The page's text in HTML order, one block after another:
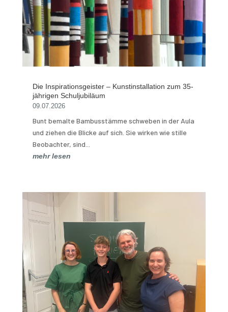
Die Inspirationsgeister – Kunstinstallation zum 35-
jährigen Schuljubiläum
09.07.2026
Bunt bemalte Bambusstämme schweben in der Aula
und ziehen die Blicke auf sich. Sie wirken wie stille
Beobachter, sind...
mehr lesen